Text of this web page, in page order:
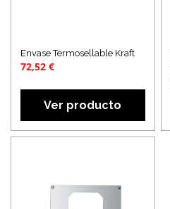
Envase Termosellable Kraft
72,52 €
Ver producto